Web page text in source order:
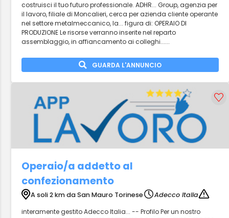
costruisci il tuo futuro professionale. ADHR... Group, agenzia per
il lavoro, filiale di Moncalieri, cerca per azienda cliente operante
nel settore metalmeccanico, la... figura di: OPERAIO DI
PRODUZIONE Le risorse verranno inserite nel reparto
assemblaggio, in affiancamento ai colleghi......
GUARDA L'ANNUNCIO
Operaio/a addetto al
confezionamento
A soli 2 km da San Mauro Torinese
Adecco Italia
interamente gestito Adecco Italia... -- Profilo Per un nostro